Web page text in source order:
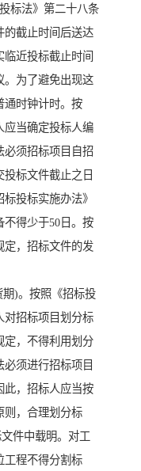
标法》第二十八条
的截止时间后送达
近投标截止时间
。为了避免出现这
通时钟计时。按
应当确定投标人编
必须招标项目自招
标文件截止之日
投标实施办法》
不得少于50日。按
定，招标文件的发
)。按照《招标投
对招标项目划分标
定，不得利用划分
须进行招标项目
此，招标人应当按
则，合理划分标
件中载明。对工
工程不得分割标